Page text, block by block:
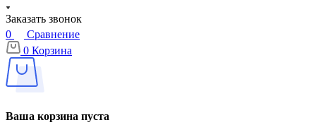
Заказать звонок
0
Сравнение
0 Корзина
Ваша корзина пуста